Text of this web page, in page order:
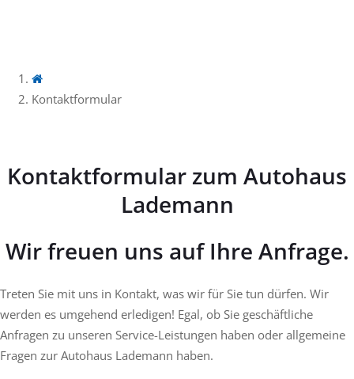
Kontaktformular
Kontaktformular zum Autohaus
Lademann
Wir freuen uns auf Ihre Anfrage.
Treten Sie mit uns in Kontakt, was wir für Sie tun dürfen. Wir
werden es umgehend erledigen! Egal, ob Sie geschäftliche
Anfragen zu unseren Service-Leistungen haben oder allgemeine
Fragen zur Autohaus Lademann haben.